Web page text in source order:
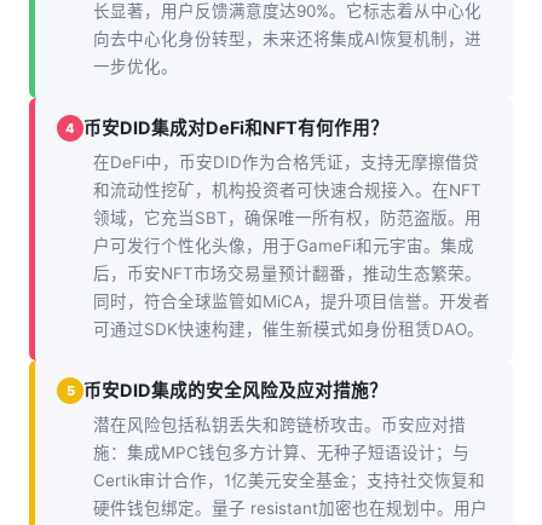
长显著，用户反馈满意度达90%。它标志着从中心化
向去中心化身份转型，未来还将集成AI恢复机制，进
一步优化。
4 币安DID集成对DeFi和NFT有何作用？
在DeFi中，币安DID作为合格凭证，支持无摩擦借贷
和流动性挖矿，机构投资者可快速合规接入。在NFT
领域，它充当SBT，确保唯一所有权，防范盗版。用
户可发行个性化头像，用于GameFi和元宇宙。集成
后，币安NFT市场交易量预计翻番，推动生态繁荣。
同时，符合全球监管如MiCA，提升项目信誉。开发者
可通过SDK快速构建，催生新模式如身份租赁DAO。
5 币安DID集成的安全风险及应对措施？
潜在风险包括私钥丢失和跨链桥攻击。币安应对措
施：集成MPC钱包多方计算、无种子短语设计；与
Certik审计合作，1亿美元安全基金；支持社交恢复和
硬件钱包绑定。量子 resistant加密也在规划中。用户